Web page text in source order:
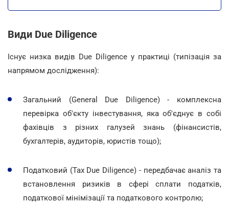
Види Due Diligence
Існує низка видів Due Diligence у практиці (типізація за
напрямом дослідження):
Загальний (General Due Diligence) - комплексна
перевірка об'єкту інвестування, яка об'єднує в собі
фахівців з різних галузей знань (фінансистів,
бухгалтерів, аудиторів, юристів тощо);
Податковий (Tax Due Diligence) - передбачає аналіз та
встановлення ризиків в сфері сплати податків,
податкової мінімізації та податкового контролю;